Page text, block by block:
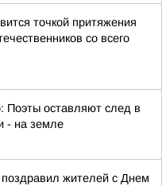
точкой притяжения
со всего
Поэты оставляют след в
- на земле
жителей с Днем